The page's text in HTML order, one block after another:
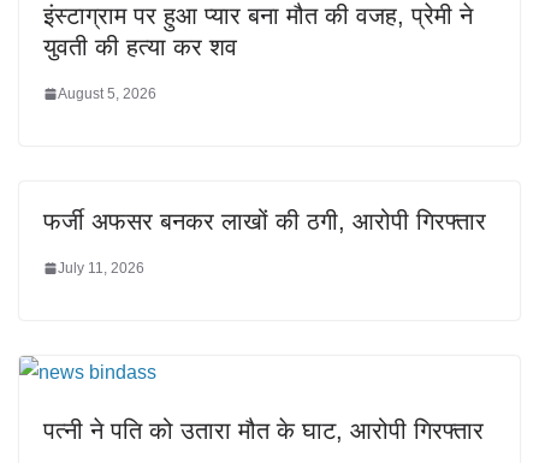
इंस्टाग्राम पर हुआ प्यार बना मौत की वजह, प्रेमी ने
युवती की हत्या कर शव
August 5, 2026
फर्जी अफसर बनकर लाखों की ठगी, आरोपी गिरफ्तार
July 11, 2026
पत्नी ने पति को उतारा मौत के घाट, आरोपी गिरफ्तार